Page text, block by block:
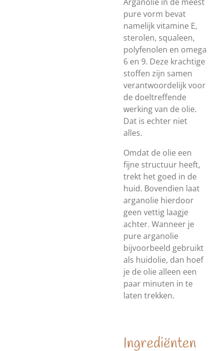
pure vorm bevat
namelijk vitamine E,
sterolen, squaleen,
polyfenolen en omega
6 en 9. Deze krachtige
stoffen zijn samen
verantwoordelijk voor
de doeltreffende
werking van de olie.
Dat is echter niet
alles.
Omdat de olie een
fijne structuur heeft,
trekt het goed in de
huid. Bovendien laat
arganolie hierdoor
geen vettig laagje
achter. Wanneer je
pure arganolie
bijvoorbeeld gebruikt
als huidolie, dan hoef
je de olie alleen een
paar minuten in te
laten trekken.
Ingrediënten